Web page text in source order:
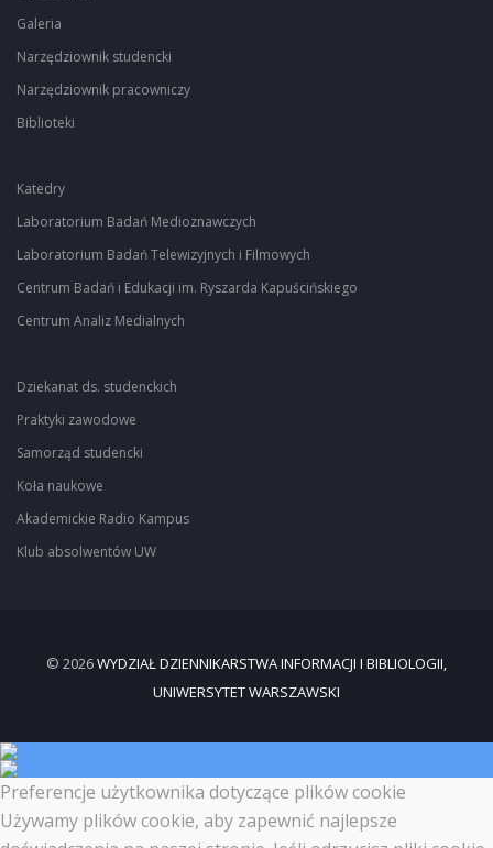
Galeria
Narzędziownik studencki
Narzędziownik pracowniczy
Biblioteki
Katedry
Laboratorium Badań Medioznawczych
Laboratorium Badań Telewizyjnych i Filmowych
Centrum Badań i Edukacji im. Ryszarda Kapuścińskiego
Centrum Analiz Medialnych
Dziekanat ds. studenckich
Praktyki zawodowe
Samorząd studencki
Koła naukowe
Akademickie Radio Kampus
Klub absolwentów UW
© 2026WYDZIAŁ DZIENNIKARSTWA INFORMACJI I BIBLIOLOGII,
UNIWERSYTET WARSZAWSKI
Preferencje użytkownika dotyczące plików cookie
Używamy plików cookie, aby zapewnić najlepsze